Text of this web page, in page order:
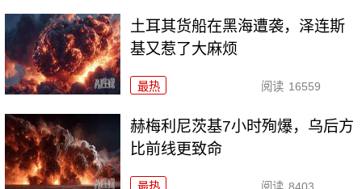
土耳其货船在黑海遭袭，泽连斯
基又惹了大麻烦
最热 阅读 16559
赫梅利尼茨基7小时殉爆，乌后方
比前线更致命